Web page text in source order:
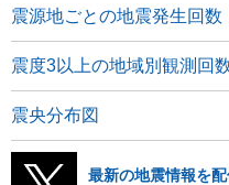
震源地ごとの地震発生回数
震度3以上の地域別観測回
震央分布図
最新の地震情報を